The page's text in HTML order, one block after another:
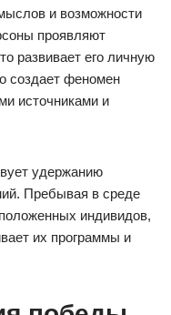
и возможности
проявляют
развивает его личную
создает феномен
источниками и
удержанию
Пребывая в среде
индивидов,
их программы и